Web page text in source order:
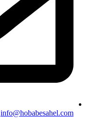
info@hobabesahel.com